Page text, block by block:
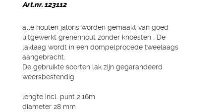
Art.nr. 123112
alle houten jalons worden gemaakt van goed
uitgewerkt grenenhout zonder knoesten . De
laklaag wordt in een dompelprocede tweelaags
aangebracht.
De gebruikte soorten lak zijn gegarandeerd
weersbestendig.
lengte incl. punt 2.16m
diameter 28 mm